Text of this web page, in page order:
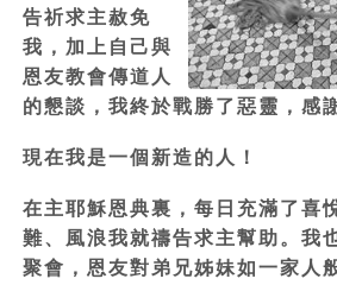
告祈求主赦免
我，加上自己與
恩友教會傳道人
的懇談，我終於戰勝了惡靈，感
現在我是一個新造的人！
在主耶穌恩典裏，每日充滿了喜
難、風浪我就禱告求主幫助。我
聚會，恩友對弟兄姊妹如一家人